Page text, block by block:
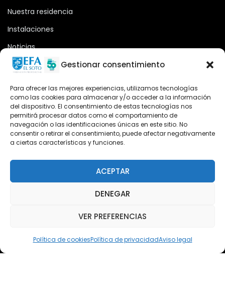
Gestionar consentimiento
Para ofrecer las mejores experiencias, utilizamos tecnologías
como las cookies para almacenar y/o acceder a la información
del dispositivo. El consentimiento de estas tecnologías nos
permitirá procesar datos como el comportamiento de
navegación o las identificaciones únicas en este sitio. No
consentir o retirar el consentimiento, puede afectar negativamente
a ciertas características y funciones.
ACEPTAR
DENEGAR
VER PREFERENCIAS
Política de cookiesPolítica de privacidadAviso legal
Nuestra residencia
Instalaciones
Noticias
Oferta formativa
Plataforma 2.0
Acceso Cursos UNIR
Teléfono: (+34) 958 455 085
Teléfono: (+34) 618 370 813